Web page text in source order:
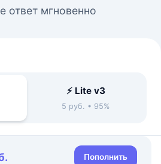
ответ мгновенно
⚡ Lite v3
5 руб. • 95%
Пополнить